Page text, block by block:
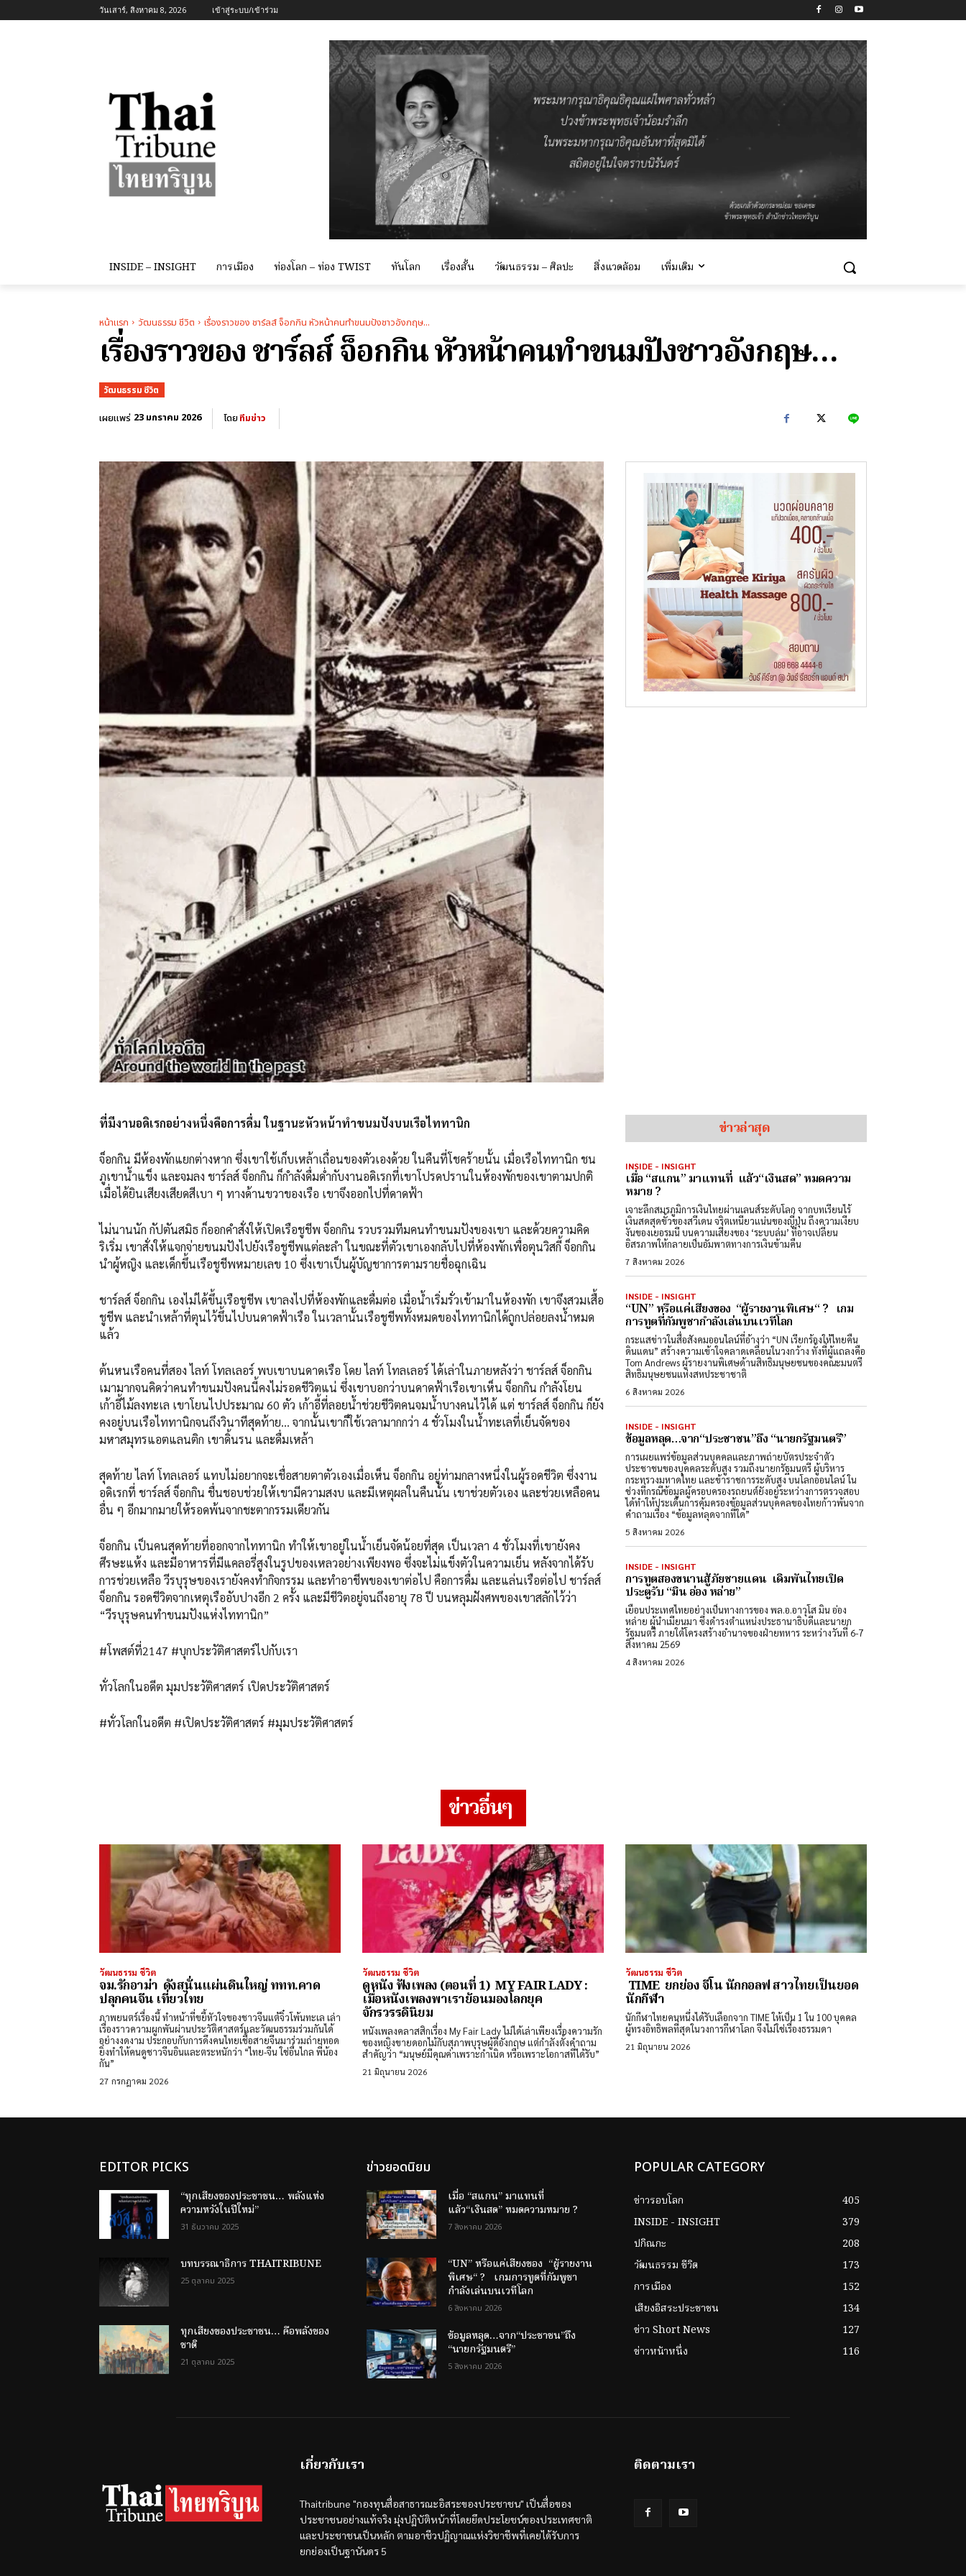
วันเสาร์, สิงหาคม 8, 2026 เข้าสู่ระบบ/เข้าร่วม
INSIDE – INSIGHT การเมือง ท่องโลก – ท่อง TWIST ทันโลก เรื่องสั้น วัฒนธรรม – ศิลปะ สิ่งแวดล้อม เพิ่มเติม
หน้าแรก วัฒนธรรม ชีวิต เรื่องราวของ ชาร์ลส์ จ็อกกิน หัวหน้าคนทำขนมปังชาวอังกฤษ...
เรื่องราวของ ชาร์ลส์ จ็อกกิน หัวหน้าคนทำขนมปังชาวอังกฤษ…
วัฒนธรรม ชีวิต
เผยแพร่ 23 มกราคม 2026 โดยทีมข่าว
ที่มีงานอดิเรกอย่างหนึ่งคือการดื่ม ในฐานะหัวหน้าทำขนมปังบนเรือไททานิก
จ็อกกิน มีห้องพักแยกต่างหาก ซึ่งเขาใช้เก็บเหล้าเถื่อนของตัวเองด้วย ในคืนที่โชคร้ายนั้น เมื่อเรือไททานิก ชน
ภูเขาน้ำแข็ง และจมลง ชาร์ลส์ จ็อกกิน ก็กำลังดื่มด่ำกับงานอดิเรกที่เขาโปรดปรานในห้องพักของเขาตามปกติ
เมื่อได้ยินเสียงเสียดสีเบา ๆ ทางด้านขวาของเรือ เขาจึงออกไปที่ดาดฟ้า
ไม่นานนัก กัปตันสมิธ ก็ออกคำสั่งให้เปิดเรือชูชีพ จ็อกกิน รวบรวมทีมคนทำขนมปังของเขา และด้วยความคิด
ริเริ่ม เขาสั่งให้แจกจ่ายขนมปังไปยังเรือชูชีพแต่ละลำ ในขณะที่ตัวเขาเองกลับไปที่ห้องพักเพื่อตุนวิสกี้ จ็อกกิน
นำผู้หญิง และเด็กขึ้นเรือชูชีพหมายเลข 10 ซึ่งเขาเป็นผู้บัญชาการตามรายชื่อฉุกเฉิน
ชาร์ลส์ จ็อกกิน เองไม่ได้ขึ้นเรือชูชีพ เขาลงไปที่ห้องพักและดื่มต่อ เมื่อน้ำเริ่มรั่วเข้ามาในห้องพัก เขาจึงสวมเสื้อ
ชูชีพ และนำเหล้าที่ตุนไว้ขึ้นไปบนดาดฟ้าเรือ ในเวลานั้นเรือชูชีพทั้งหมดของไททานิกได้ถูกปล่อยลงน้ำหมด
แล้ว
ต้นหนเรือคนที่สอง ไลท์ โทลเลอร์ พบเขาบนดาดเรือ โดย ไลท์ โทลเลอร์ ได้เล่าในภายหลังว่า ชาร์ลส์ จ็อกกิน
เมามากจนคิดว่าคนทำขนมปังคนนี้คงไม่รอดชีวิตแน่ ซึ่งเขาบอกว่าบนดาดฟ้าเรือเขาเห็น จ็อกกิน กำลังโยน
เก้าอี้ไม้ลงทะเล เขาโยนไปประมาณ 60 ตัว เก้าอี้ที่ลอยน้ำช่วยชีวิตคนจมน้ำบางคนไว้ได้ แต่ ชาร์ลส์ จ็อกกิน ก็ยัง
คงอยู่บนเรือไททานิกจนถึงวินาทีสุดท้าย… จากนั้นเขาก็ใช้เวลามากกว่า 4 ชั่วโมงในน้ำทะเลที่เย็นจัดของ
มหาสมุทรแอตแลนติก เขาดิ้นรน และดื่มเหล้า
สุดท้าย ไลท์ โทลเลอร์ แทบไม่อยากจะเชื่อสายตาตัวเองเมื่อเห็น จ็อกกิน อยู่ท่ามกลางหนึ่งในผู้รอดชีวิต ซึ่งงาน
อดิเรกที่ ชาร์ลส์ จ็อกกิน ชื่นชอบช่วยให้เขามีความสงบ และมีเหตุผลในคืนนั้น เขาช่วยตัวเอง และช่วยเหลือคน
อื่น ๆ อีกมากมายให้รอดพ้นจากชะตากรรมเดียวกัน
จ็อกกิน เป็นคนสุดท้ายที่ออกจากไททานิก ทำให้เขาอยู่ในน้ำเย็นจัดน้อยที่สุด เป็นเวลา 4 ชั่วโมงที่เขายังคง
ศีรษะแห้ง และมีอาหารที่มีแคลอรี่สูงในรูปของเหลวอย่างเพียงพอ ซึ่งจะไม่แข็งตัวในความเย็น หลังจากได้รับ
การช่วยเหลือ วีรบุรุษของเรายังคงทำกิจกรรม และทำอาชีพของเขาต่อไป คือการดื่ม และแล่นเรือต่อไป ชาร์ลส์
จ็อกกิน รอดชีวิตจากเหตุเรืออับปางอีก 2 ครั้ง และมีชีวิตอยู่จนถึงอายุ 78 ปี บนหลุมฝังศพของเขาสลักไว้ว่า
“วีรบุรุษคนทำขนมปังแห่งไททานิก”
#โพสต์ที่2147 #บุกประวัติศาสตร์ไปกับเรา
ทั่วโลกในอดีต มุมประวัติศาสตร์ เปิดประวัติศาสตร์
#ทั่วโลกในอดีต #เปิดประวัติศาสตร์ #มุมประวัติศาสตร์
ข่าวล่าสุด
INSIDE - INSIGHT
เมื่อ “สแกน” มาแทนที่ แล้ว“เงินสด” หมดความ
หมาย ?
เจาะลึกสมรภูมิการเงินไทยผ่านเลนส์ระดับโลก จากบทเรียนไร้
เงินสดสุดขั้วของสวีเดน จริตเหนียวแน่นของญี่ปุ่น ถึงความเงียบ
งันของเยอรมนี บนความเสี่ยงของ ‘ระบบล่ม’ ที่อาจเปลี่ยน
อิสรภาพให้กลายเป็นอัมพาตทางการเงินข้ามคืน
7 สิงหาคม 2026
INSIDE - INSIGHT
“UN” หรือแค่เสียงของ “ผู้รายงานพิเศษ“ ? เกม
การทูตที่กัมพูชากำลังเล่นบนเวทีโลก
กระแสข่าวในสื่อสังคมออนไลน์ที่อ้างว่า “UN เรียกร้องให้ไทยคืน
ดินแดน” สร้างความเข้าใจคลาดเคลื่อนในวงกว้าง ทั้งที่ผู้แถลงคือ
Tom Andrews ผู้รายงานพิเศษด้านสิทธิมนุษยชนของคณะมนตรี
สิทธิมนุษยชนแห่งสหประชาชาติ
6 สิงหาคม 2026
INSIDE - INSIGHT
ข้อมูลหลุด…จาก“ประชาชน”ถึง “นายกรัฐมนตรี”
การเผยแพร่ข้อมูลส่วนบุคคลและภาพถ่ายบัตรประจำตัว
ประชาชนของบุคคลระดับสูง รวมถึงนายกรัฐมนตรี ผู้บริหาร
กระทรวงมหาดไทย และข้าราชการระดับสูง บนโลกออนไลน์ ใน
ช่วงที่กรณีข้อมูลผู้ครอบครองรถยนต์ยังอยู่ระหว่างการตรวจสอบ
ได้ทำให้ประเด็นการคุ้มครองข้อมูลส่วนบุคคลของไทยก้าวพ้นจาก
คำถามเรื่อง “ข้อมูลหลุดจากที่ใด”
5 สิงหาคม 2026
INSIDE - INSIGHT
การทูตสองขนานสู้ภัยชายแดน เดิมพันไทยเปิด
ประตูรับ “มิน อ่อง หล่าย”
เยือนประเทศไทยอย่างเป็นทางการของ พล.อ.อาวุโส มิน อ่อง
หล่าย ผู้นำเมียนมา ซึ่งดำรงตำแหน่งประธานาธิบดีและนายก
รัฐมนตรี ภายใต้โครงสร้างอำนาจของฝ่ายทหาร ระหว่างวันที่ 6-7
สิงหาคม 2569
4 สิงหาคม 2026
ข่าวอื่นๆ
วัฒนธรรม ชีวิต
จม.รักอาม่า ดังสนั่นแผ่นดินใหญ่ ททท.คาด
ปลุกคนจีน เที่ยวไทย
ภาพยนตร์เรื่องนี้ ทำหน้าที่ขยี้หัวใจของชาวจีนแต้จิ๋วโพ้นทะเล เล่า
เรื่องราวความผูกพันผ่านประวัติศาสตร์และวัฒนธรรมร่วมกันได้
อย่างงดงาม ประกอบกับการดึงคนไทยเชื้อสายจีนมาร่วมถ่ายทอด
ยิ่งทำให้คนดูชาวจีนอินและตระหนักว่า “ไทย-จีน ใช่อื่นไกล พี่น้อง
กัน”
27 กรกฎาคม 2026
วัฒนธรรม ชีวิต
ดูหนัง ฟังเพลง (ตอนที่ 1) MY FAIR LADY :
เมื่อหนังเพลงพาเราย้อนมองโลกยุค
จักรวรรดินิยม
หนังเพลงคลาสสิกเรื่อง My Fair Lady ไม่ได้เล่าเพียงเรื่องความรัก
ของหญิงขายดอกไม้กับสุภาพบุรุษผู้ดีอังกฤษ แต่กำลังตั้งคำถาม
สำคัญว่า “มนุษย์มีคุณค่าเพราะกำเนิด หรือเพราะโอกาสที่ได้รับ”
21 มิถุนายน 2026
วัฒนธรรม ชีวิต
TIME ยกย่อง จีโน นักกอลฟ สาวไทยเป็นยอด
นักกีฬา
นักกีฬาไทยคนหนึ่งได้รับเลือกจาก TIME ให้เป็น 1 ใน 100 บุคคล
ผู้ทรงอิทธิพลที่สุดในวงการกีฬาโลก จึงไม่ใช่เรื่องธรรมดา
21 มิถุนายน 2026
EDITOR PICKS
“ทุกเสียงของประชาชน… พลังแห่ง
ความหวังในปีใหม่”
31 ธันวาคม 2025
บทบรรณาธิการ THAITRIBUNE
25 ตุลาคม 2025
ทุกเสียงของประชาชน… คือพลังของ
ชาติ
21 ตุลาคม 2025
ข่าวยอดนิยม
เมื่อ “สแกน” มาแทนที่
แล้ว“เงินสด” หมดความหมาย ?
7 สิงหาคม 2026
“UN” หรือแค่เสียงของ “ผู้รายงาน
พิเศษ“ ? เกมการทูตที่กัมพูชา
กำลังเล่นบนเวทีโลก
6 สิงหาคม 2026
ข้อมูลหลุด…จาก“ประชาชน”ถึง
“นายกรัฐมนตรี”
5 สิงหาคม 2026
POPULAR CATEGORY
ข่าวรอบโลก
405
INSIDE - INSIGHT
379
ปกิณกะ
208
วัฒนธรรม ชีวิต
173
การเมือง
152
เสียงอิสระประชาชน
134
ข่าว Short News
127
ข่าวหน้าหนึ่ง
116
เกี่ยวกับเรา
Thaitribune "กองทุนสื่อสาธารณะอิสระของประชาชน" เป็นสื่อของ
ประชาชนอย่างแท้จริง มุ่งปฏิบัติหน้าที่โดยยึดประโยชน์ของประเทศชาติ
และประชาชนเป็นหลัก ตามอาชีวปฏิญาณแห่งวิชาชีพที่เคยได้รับการ
ยกย่องเป็นฐานันดร 5
ติดตามเรา